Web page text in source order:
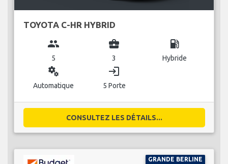
TOYOTA C-HR HYBRID
group
5
business_center
3
local_gas_station
Hybride
miscellaneous_services
Automatique
login
5 Porte
CONSULTEZ LES DÉTAILS...
GRANDE BERLINE